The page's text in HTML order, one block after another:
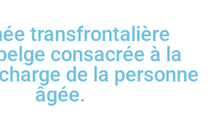
transfrontalière
consacrée à la
de la personne
âgée.